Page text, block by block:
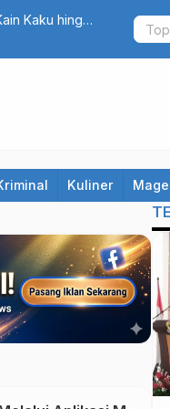
Kaku hingga
Cuma
Kuliner